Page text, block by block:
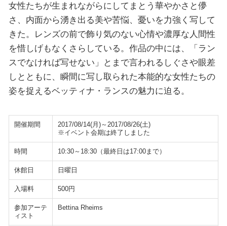
女性たちが生まれながらにしてまとう華やかさと儚
さ、内面から湧き出る美や苦悩、憂いを力強く写して
きた。レンズの前で飾り気のない心情や濃厚な人間性
を惜しげもなくさらしている。作品の中には、「ラン
スでなければ写せない」とまで言われるしぐさや眼差
しとともに、瞬間に写し取られた本能的な女性たちの
姿を捉えるベッティナ・ランスの魅力に迫る。
開催期間
2017/08/14(月)～2017/08/26(土)
※イベント会期は終了しました
時間 10:30～18:30（最終日は17:00まで）
休館日 日曜日
入場料 500円
参加アーテ
ィスト
Bettina Rheims